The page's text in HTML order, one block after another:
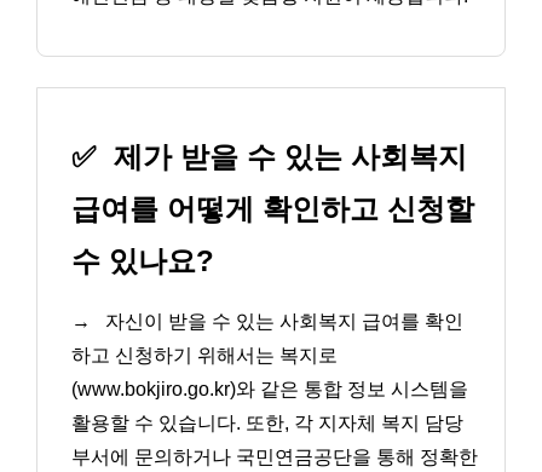
✅ 제가 받을 수 있는 사회복지
급여를 어떻게 확인하고 신청할
수 있나요?
→
자신이 받을 수 있는 사회복지 급여를 확인
하고 신청하기 위해서는 복지로
(www.bokjiro.go.kr)와 같은 통합 정보 시스템을
활용할 수 있습니다. 또한, 각 지자체 복지 담당
부서에 문의하거나 국민연금공단을 통해 정확한